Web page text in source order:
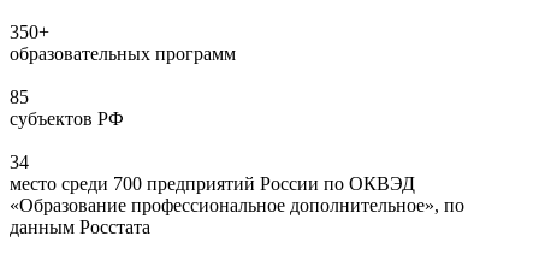
350+
образовательных программ
85
субъектов РФ
34
место среди 700 предприятий России по ОКВЭД
«Образование профессиональное дополнительное», по
данным Росстата